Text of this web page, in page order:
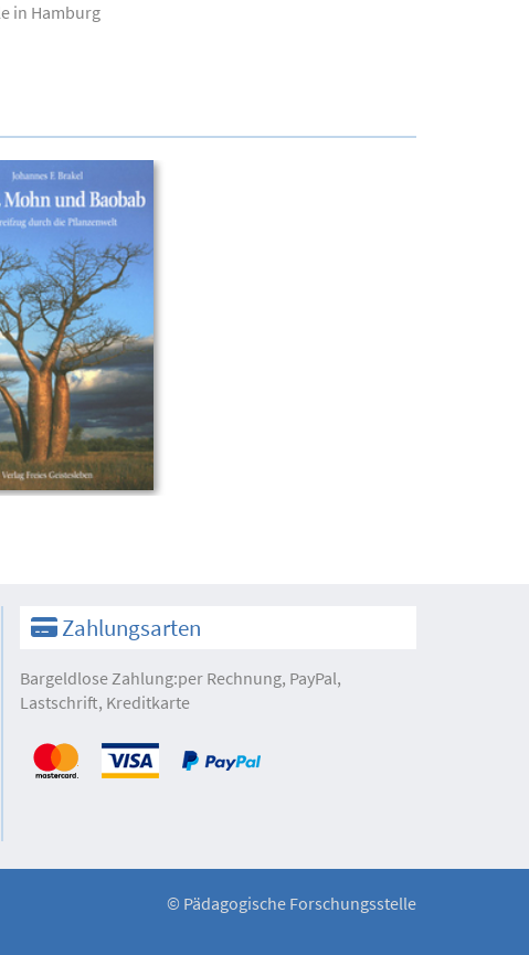
in Hamburg
Zahlungsarten
Bargeldlose Zahlung:per Rechnung, PayPal,
Lastschrift, Kreditkarte
© Pädagogische Forschungsstelle